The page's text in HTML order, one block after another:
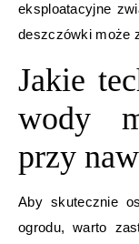
eksploatacyjne
deszczówki może
Jakie
wody
przy
Aby skutecznie
ogrodu, warto